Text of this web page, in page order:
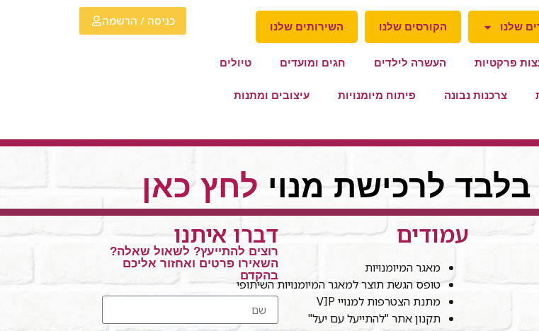
שלנו הקורסים שלנו השירותים שלנו
פרקטיות העשרה לילדים חגים ומועדים טיולים
צרכנות נבונה פיתוח מיומנויות עיצובים ומתנות
כניסה / הרשמה
בלבד לרכישת מנוי לחץ כאן
עמודים
מאגר המיומנויות
טופס הגשת תוצר למאגר המיומנויות השיתופי
מתנת הצטרפות למנויי VIP
תקנון אתר "להתייעל עם יעל"
דברו איתנו
רוצים להתייעץ? לשאול שאלה?
השאירו פרטים ואחזור אליכם
בהקדם